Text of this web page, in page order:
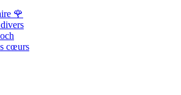
🌹
cœurs